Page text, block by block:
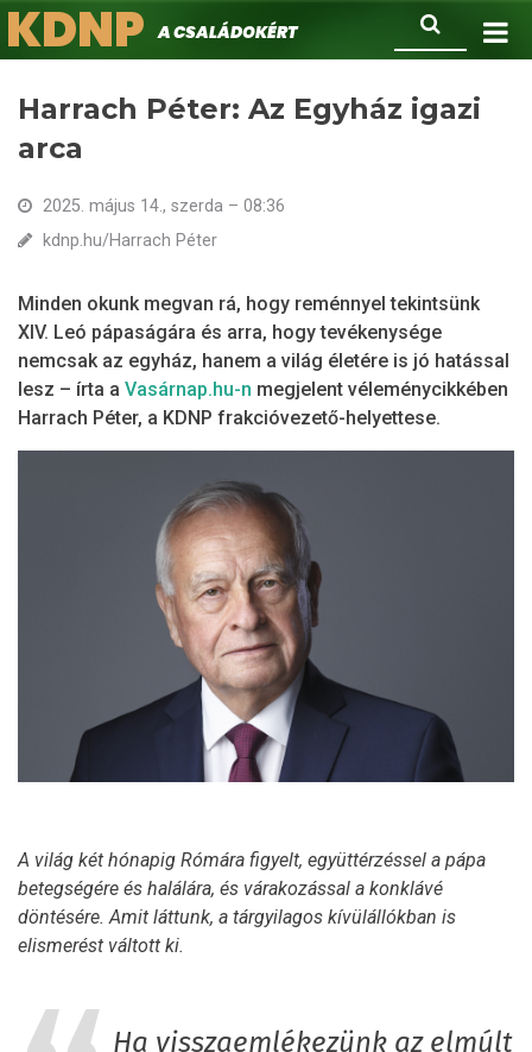
Ugrás
a
Keresés
KDNPA családokért.
Harrach Péter: Az Egyház igazi
arca
2025. május 14., szerda – 08:36
kdnp.hu/Harrach Péter
Minden okunk megvan rá, hogy reménnyel tekintsünk
XIV. Leó pápaságára és arra, hogy tevékenysége
nemcsak az egyház, hanem a világ életére is jó hatással
lesz – írta a Vasárnap.hu-n megjelent véleménycikkében
Harrach Péter, a KDNP frakcióvezető-helyettese.
A világ két hónapig Rómára figyelt, együttérzéssel a pápa
betegségére és halálára, és várakozással a konklávé
döntésére. Amit láttunk, a tárgyilagos kívülállókban is
elismerést váltott ki.
Ha visszaemlékezünk az elmúlt